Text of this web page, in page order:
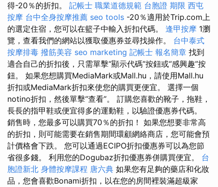
得-20％的折扣。 記帳士 職業道德規範 台胞證 期限 西屯
按摩 台中全身按摩推薦 seo tools -20％適用於Trip.com上
的選定住宿，您可以在籃子中輸入折扣代碼。 逢甲按摩 1瀏
覽，查看我們的網站以獲取優惠券並尋找操作。 台中泰式
按摩排毒 撥筋美容 seo marketing 記帳士 報名簡章 找到
適合自己的折扣後，只需單擊“顯示代碼”按鈕或“感興趣”按
鈕。 如果您想購買MediaMark或Mall.hu，請使用Mall.hu
折扣或MediaMark折扣來使您的購買更便宜。 選擇一個
notino折扣，然後單擊“查看”。 訂購您喜歡的靴子，拖鞋，
長長的指甲鞋或便宜得多的運動鞋，以驗證優惠券代碼。
銷售時，您最多可以購買70％的折扣！ 如果您想要非常高
的折扣，則可能需要在銷售期間環顧網絡商店，您可能會預
計價格會下跌。 您可以通過ECIPO折扣優惠券可以為您節
省很多錢。 利用您的Dogubaz折扣優惠券併購買便宜。 台
胞證新北 身體按摩課程 唐六典 如果您有足夠的藥店和化妝
品，您會喜歡Bonami折扣，以在您的房間裡裝滿超級家